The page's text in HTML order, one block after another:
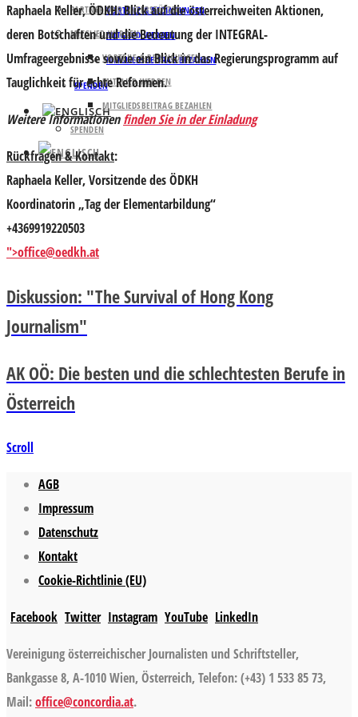
VORTEILE & BEDINGUNGEN
MITGLIED WERDEN
MITGLIEDSBEITRAG BEZAHLEN
SPENDEN
PARTNER UND UNTERSTÜTZER
MITGLIED WERDEN
VORTEILE & BEDINGUNGEN
MITGLIED WERDEN
MITGLIEDSBEITRAG BEZAHLEN
SPENDEN
Raphaela Keller,ÖDKH: Blick auf die österreichweiten Aktionen,
deren Botschaften und die Bedeutung der INTEGRAL-
Umfrageergebnisse sowie ein Blick in das Regierungsprogramm auf
Tauglichkeit für echte Reformen.
Weitere Informationenfinden Sie in der Einladung
Rückfragen & Kontakt:
Raphaela Keller, Vorsitzende des ÖDKH
Koordinatorin „Tag der Elementarbildung“
+4369919220503
">office@oedkh.at
Diskussion: "The Survival of Hong Kong
Journalism"
AK OÖ: Die besten und die schlechtesten Berufe in
Österreich
Scroll
AGB
Impressum
Datenschutz
Kontakt
Cookie-Richtlinie (EU)
Facebook Twitter Instagram YouTube LinkedIn
Vereinigung österreichischer Journalisten und Schriftsteller,
Bankgasse 8, A-1010 Wien, Österreich, Telefon: (+43) 1 533 85 73,
Mail:office@concordia.at.